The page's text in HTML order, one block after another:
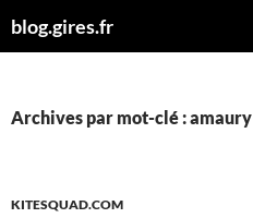
aublog.gires.fr
Archives par mot-clé : amaury
KITESQUAD.COM